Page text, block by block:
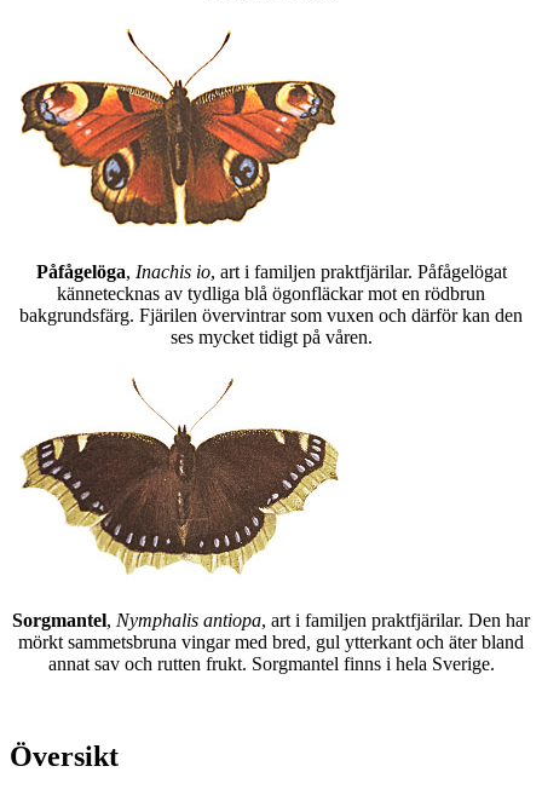
Påfågelöga, Inachis io, art i familjen praktfjärilar. Påfågelögat
kännetecknas av tydliga blå ögonfläckar mot en rödbrun
bakgrundsfärg. Fjärilen övervintrar som vuxen och därför kan den
ses mycket tidigt på våren.
Sorgmantel, Nymphalis antiopa, art i familjen praktfjärilar. Den har
mörkt sammetsbruna vingar med bred, gul ytterkant och äter bland
annat sav och rutten frukt. Sorgmantel finns i hela Sverige.
Översikt